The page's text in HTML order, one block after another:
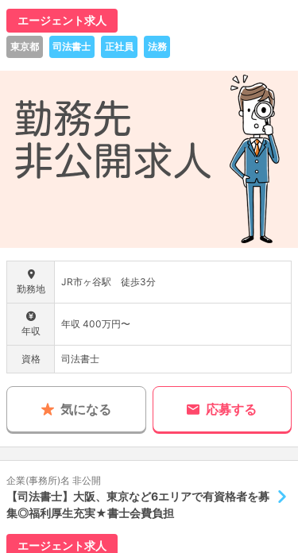
エージェント求人
東京都 司法書士 正社員 法務
勤務地
JR市ヶ谷駅 徒歩3分
年収
年収 400万円〜
資格 司法書士
気になる 応募する
企業(事務所)名 非公開
【司法書士】大阪、東京など6エリアで有資格者を募
集◎福利厚生充実★書士会費負担
エージェント求人